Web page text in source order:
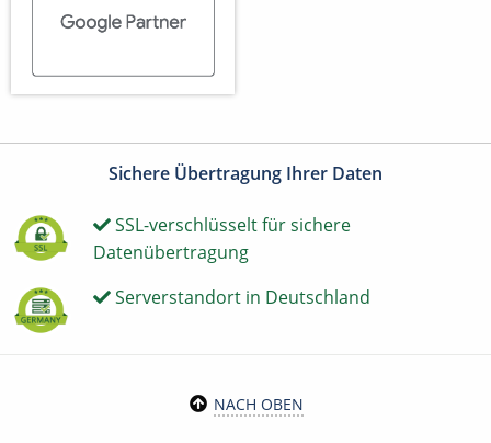
Sichere Übertragung Ihrer Daten
SSL-verschlüsselt für sichere
Datenübertragung
Serverstandort in Deutschland
NACH OBEN